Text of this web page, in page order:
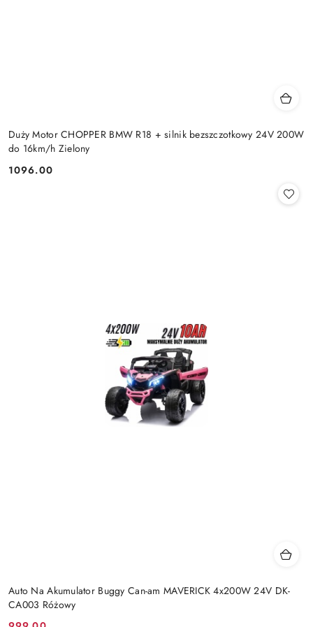
Duży Motor CHOPPER BMW R18 + silnik bezszczotkowy 24V 200W
do 16km/h Zielony
Cena:
1096.00
Auto Na Akumulator Buggy Can-am MAVERICK 4x200W 24V DK-
CA003 Różowy